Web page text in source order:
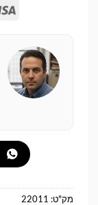
מק"ט: 22011